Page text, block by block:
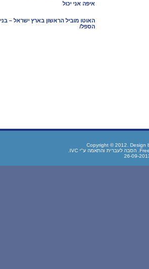
איפה אני יכול
האוטו מוביל הראשון בארץ ישראל – בני
הספל/
Copyright © 2012. Design
. הסבה לעברית והתאמה ע"י IVC.